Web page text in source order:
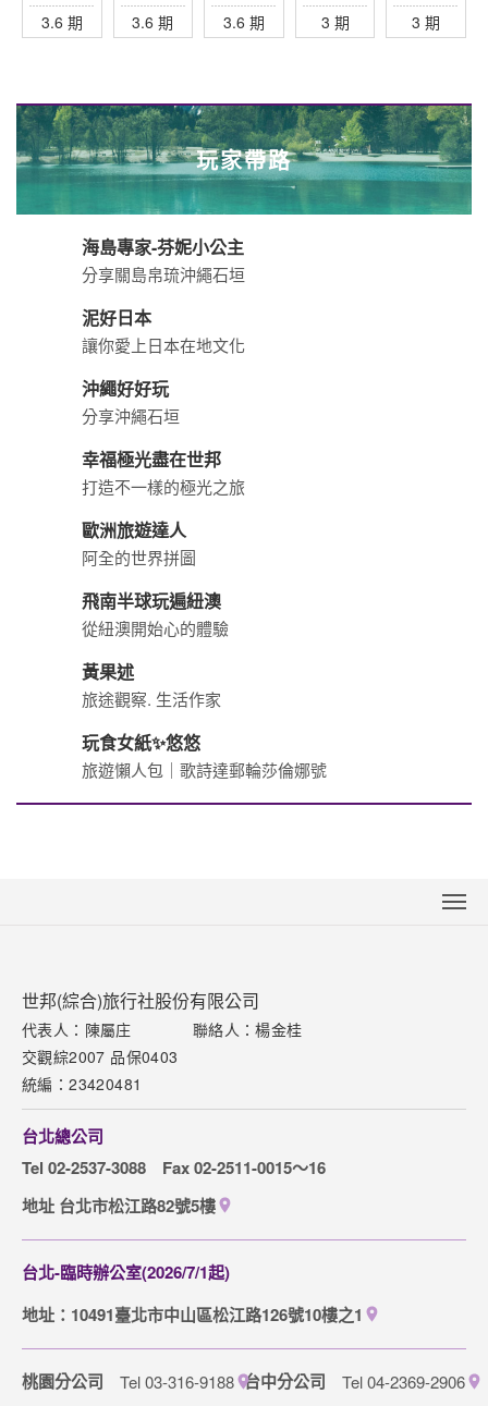
3.6 期 3.6 期 3.6 期 3 期 3 期
玩家帶路
海島專家-芬妮小公主
分享關島帛琉沖繩石垣
泥好日本
讓你愛上日本在地文化
沖繩好好玩
分享沖繩石垣
幸福極光盡在世邦
打造不一樣的極光之旅
歐洲旅遊達人
阿全的世界拼圖
飛南半球玩遍紐澳
從紐澳開始心的體驗
黃果述
旅途觀察. 生活作家
玩食女紙✨悠悠
旅遊懶人包｜歌詩達郵輪莎倫娜號
聯絡我們
下載專區
網站導覽
訂購流程說明
取消訂單說明
世邦(綜合)旅行社股份有限公司
代表人：陳屬庄
聯絡人：楊金桂
交觀綜2007 品保0403
統編：23420481
台北總公司
Tel 02-2537-3088
Fax 02-2511-0015～16
地址 台北市松江路82號5樓
台北-臨時辦公室(2026/7/1起)
地址：10491臺北市中山區松江路126號10樓之1
桃園分公司 Tel 03-316-9188 台中分公司 Tel 04-2369-2906